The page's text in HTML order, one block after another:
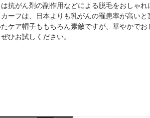
抗がん剤の副作用などによる脱毛をおしゃ
ーフは、日本よりも乳がんの罹患率が高い
ケア帽子ももちろん素敵ですが、華やかで
ひお試しください。